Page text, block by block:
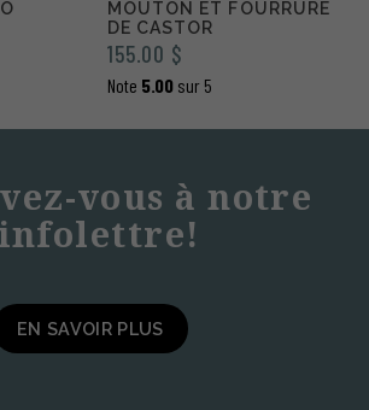
MOUTON ET FOURRURE
DE CASTOR
155.00 $
Note 5.00sur 5
vous à notre
infolettre!
EN SAVOIR PLUS